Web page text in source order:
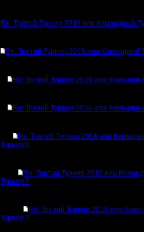
Re: Третий Турнир 2016 или Командный
Re: Третий Турнир 2016 или Командный
Re: Третий Турнир 2016 или
Re: Третий Турнир 2016 или
Re: Третий Турнир 2016 или
Турнир?!
Re: Третий Турнир 2016 или
Турнир?!
Re: Третий Турнир 2016 или
Турнир?!